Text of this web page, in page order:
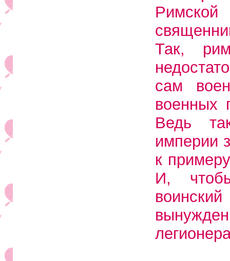
Так,
сам
военных
Ведь
империи
к
И,